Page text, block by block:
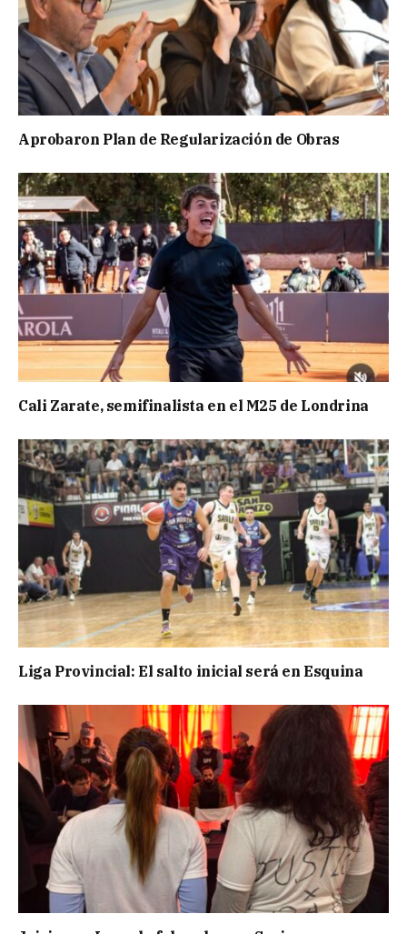
Aprobaron Plan de Regularización de Obras
Cali Zarate, semifinalista en el M25 de Londrina
Liga Provincial: El salto inicial será en Esquina